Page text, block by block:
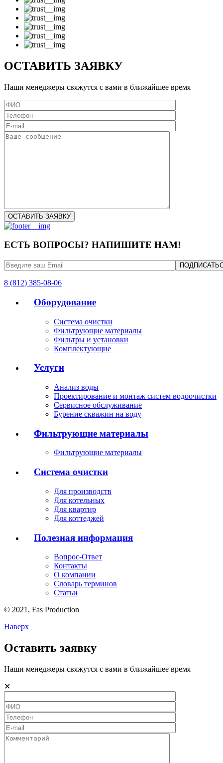
ОСТАВИТЬ ЗАЯВКУ
Наши менеджеры свяжутся с вами в ближайшее время
ЕСТЬ ВОПРОСЫ? НАПИШИТЕ НАМ!
8 (812) 385-08-06
Оборудование
Система очистки
Фильтрующие материалы
Фильтры и установки
Комплектующие
Услуги
Анализ воды
Проектирование и монтаж систем водоочистки
Сервисное обслуживание
Бурение скважин на воду
Фильтрующие материалы
Фильтрующие материалы
Система очистки
Для производств
Для котельных
Для квартир
Для коттеджей
Полезная информация
Вопрос-Ответ
Контакты
О компании
Словарь терминов
Статьи
© 2021, Fas Production
Наверх
Оставить заявку
Наши менеджеры свяжутся с вами в ближайшее время
✕